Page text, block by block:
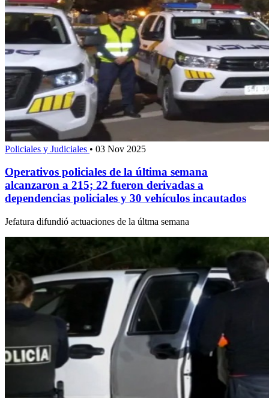
Policiales y Judiciales • 03 Nov 2025
Operativos policiales de la última semana
alcanzaron a 215; 22 fueron derivadas a
dependencias policiales y 30 vehículos incautados
Jefatura difundió actuaciones de la últma semana